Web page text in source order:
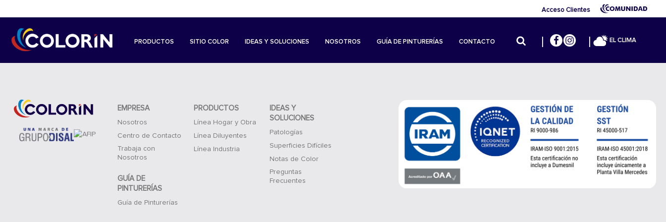
Acceso Clientes
PRODUCTOS SITIO COLOR IDEAS Y SOLUCIONES NOSOTROS GUÍA DE PINTURERÍAS CONTACTO EL CLIMA
EMPRESA
Nosotros
Centro de Contacto
Trabaja con
Nosotros
GUÍA DE
PINTURERÍAS
Guía de Pinturerías
PRODUCTOS
Línea Hogar y Obra
Línea Diluyentes
Línea Industria
IDEAS Y
SOLUCIONES
Patologías
Superficies Difíciles
Notas de Color
Preguntas
Frecuentes